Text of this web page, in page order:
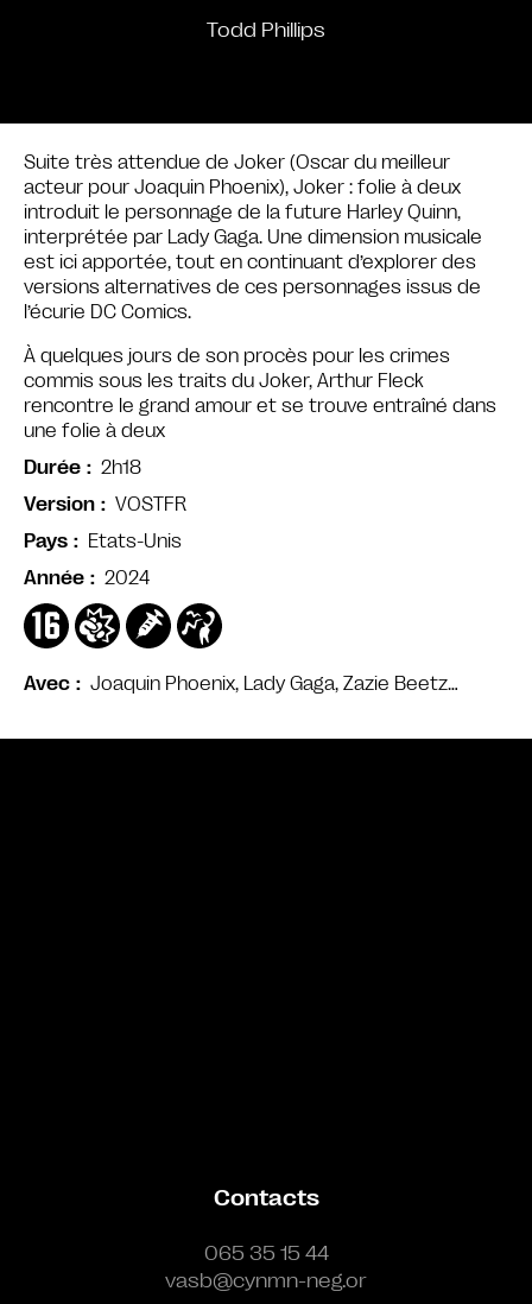
Todd Phillips
Avec Joaquin Phoenix, Lady Gaga, Zazie Beetz…
Suite très attendue de Joker (Oscar du meilleur
acteur pour Joaquin Phoenix), Joker : folie à deux
introduit le personnage de la future Harley Quinn,
interprétée par Lady Gaga. Une dimension musicale
est ici apportée, tout en continuant d’explorer des
versions alternatives de ces personnages issus de
l’écurie DC Comics.
À quelques jours de son procès pour les crimes
commis sous les traits du Joker, Arthur Fleck
rencontre le grand amour et se trouve entraîné dans
une folie à deux
Durée
2h18
Version
VOSTFR
Pays
Etats-Unis
Année
2024
Contacts
065 35 15 44
vasb@cynmn-neg.or